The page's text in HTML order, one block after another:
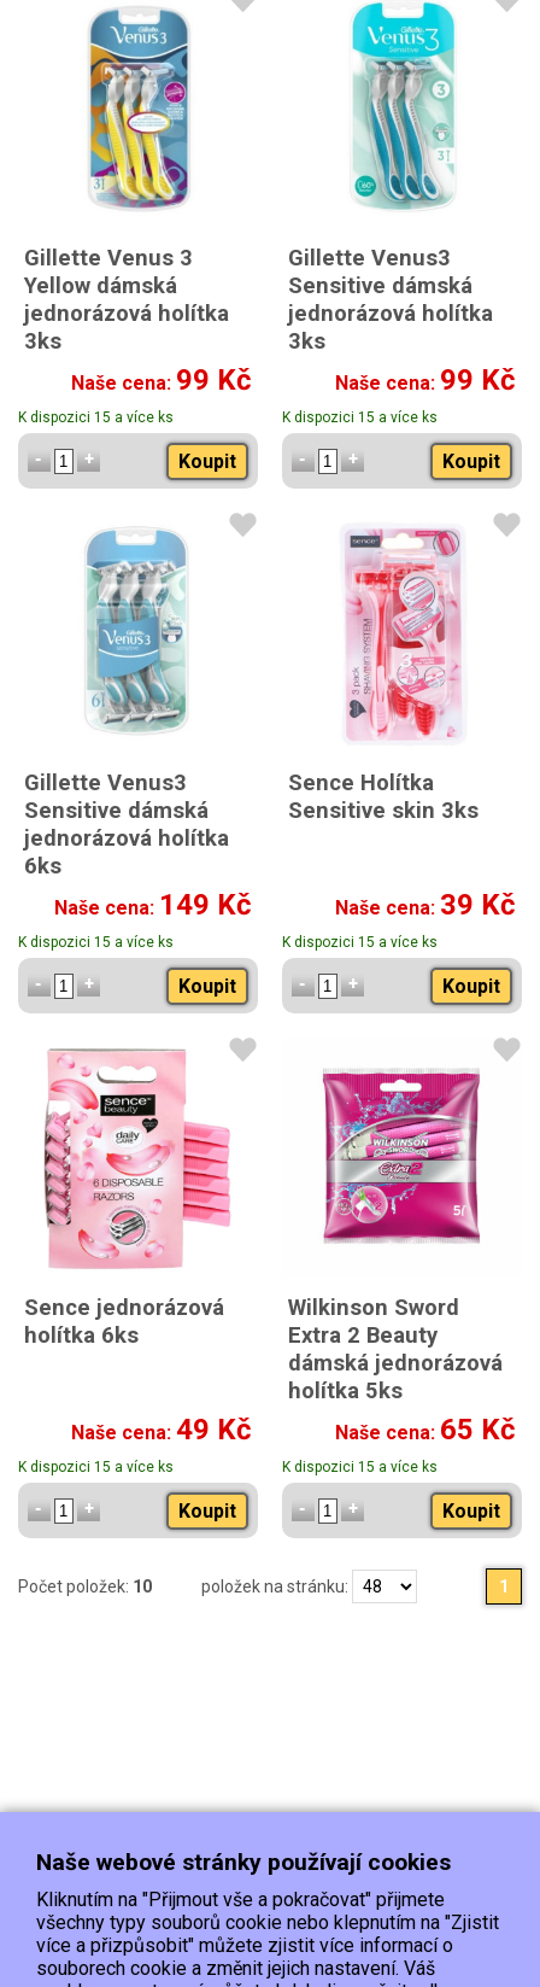
Gillette Venus 3
Yellow dámská
jednorázová holítka
3ks
Naše cena: 99 Kč
K dispozici 15 a více ks
Koupit
Gillette Venus3
Sensitive dámská
jednorázová holítka
3ks
Naše cena: 99 Kč
K dispozici 15 a více ks
Koupit
Gillette Venus3
Sensitive dámská
jednorázová holítka
6ks
Naše cena: 149 Kč
K dispozici 15 a více ks
Koupit
Sence Holítka
Sensitive skin 3ks
Naše cena: 39 Kč
K dispozici 15 a více ks
Koupit
Sence jednorázová
holítka 6ks
Naše cena: 49 Kč
K dispozici 15 a více ks
Koupit
Wilkinson Sword
Extra 2 Beauty
dámská jednorázová
holítka 5ks
Naše cena: 65 Kč
K dispozici 15 a více ks
Koupit
Počet položek: 10 položek na stránku: 1
Doprava Platba Kontakt/Reklamace
Naše webové stránky používají cookies
Kliknutím na "Přijmout vše a pokračovat" přijmete
všechny typy souborů cookie nebo klepnutím na "Zjistit
více a přizpůsobit" můžete zjistit více informací o
souborech cookie a změnit jejich nastavení. Váš